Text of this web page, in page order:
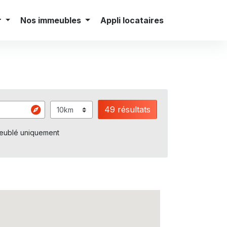
Nos immeubles Appli locataires
49 résultats
uniquement